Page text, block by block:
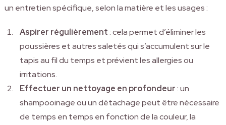
un entretien spécifique, selon la matière et les usages :
Aspirer régulièrement: cela permet d’éliminer les
poussières et autres saletés qui s’accumulent sur le
tapis au fil du temps et prévient les allergies ou
irritations.
Effectuer un nettoyage en profondeur: un
shampooinage ou un détachage peut être nécessaire
de temps en temps en fonction de la couleur, la